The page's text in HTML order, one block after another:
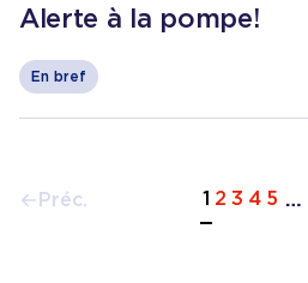
Alerte à la pompe!
En bref
Préc. 1 2 3 4 5 …